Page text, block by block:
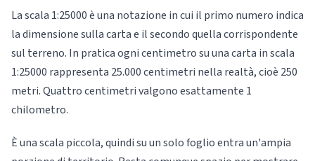
La scala 1:25000 è una notazione in cui il primo numero indica
la dimensione sulla carta e il secondo quella corrispondente
sul terreno. In pratica ogni centimetro su una carta in scala
1:25000 rappresenta 25.000 centimetri nella realtà, cioè 250
metri. Quattro centimetri valgono esattamente 1
chilometro.
È una scala piccola, quindi su un solo foglio entra un'ampia